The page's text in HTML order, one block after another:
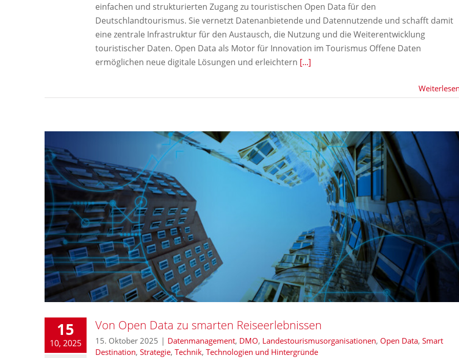
einfachen und strukturierten Zugang zu touristischen Open Data für den
Deutschlandtourismus. Sie vernetzt Datenanbietende und Datennutzende und schafft damit
eine zentrale Infrastruktur für den Austausch, die Nutzung und die Weiterentwicklung
touristischer Daten. Open Data als Motor für Innovation im Tourismus Offene Daten
ermöglichen neue digitale Lösungen und erleichtern [...]
15
10, 2025
Von Open Data zu smarten Reiseerlebnissen
15. Oktober 2025 | Datenmanagement, DMO, Landestourismusorganisationen, Open Data, Smart
Destination, Strategie, Technik, Technologien und Hintergründe